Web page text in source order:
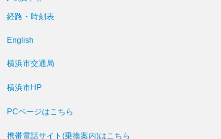
経路・時刻表
English
横浜市交通局
横浜市HP
PCページはこちら
携帯電話サイト(乗換案内)はこちら